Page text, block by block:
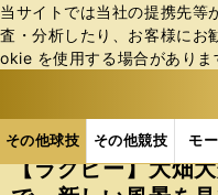
当サイトでは当社の提携先等
査・分析したり、お客様にお
okie を使⽤する場合がありま
その他球技 その他競技 モ
ス
ポ
その他球技の記事一
【ラグビー】大畑